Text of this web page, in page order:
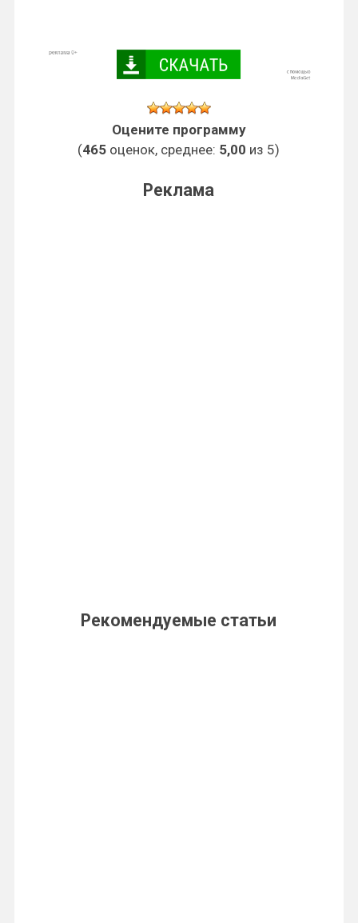
Оцените программу
(465 оценок, среднее: 5,00 из 5)
Реклама
Рекомендуемые статьи